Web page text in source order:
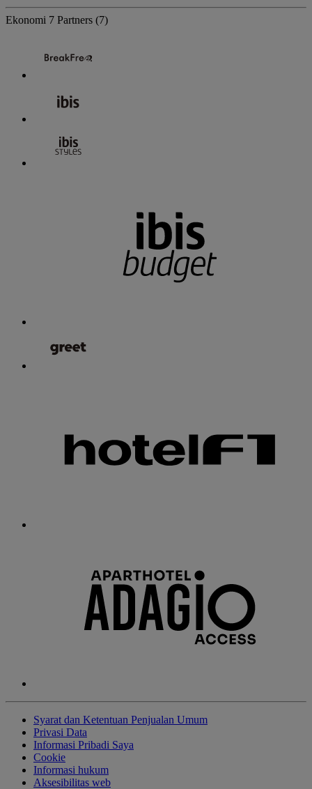
Ekonomi 7 Partners (7)
Syarat dan Ketentuan Penjualan Umum
Privasi Data
Informasi Pribadi Saya
Cookie
Informasi hukum
Aksesibilitas web